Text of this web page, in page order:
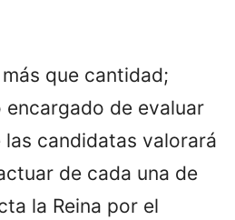
que cantidad;
encargado de evaluar
las candidatas valorará
de cada una de
la Reina por el